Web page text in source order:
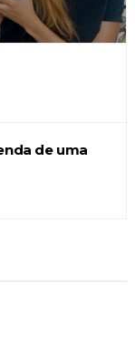
de uma